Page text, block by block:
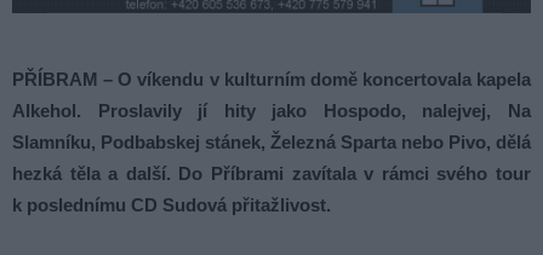
PŘÍBRAM – O víkendu v kulturním domě koncertovala kapela
Alkehol. Proslavily jí hity jako Hospodo, nalejvej, Na
Slamníku, Podbabskej stánek, Železná Sparta nebo Pivo, dělá
hezká těla a další. Do Příbrami zavítala v rámci svého tour
k poslednímu CD Sudová přitažlivost.